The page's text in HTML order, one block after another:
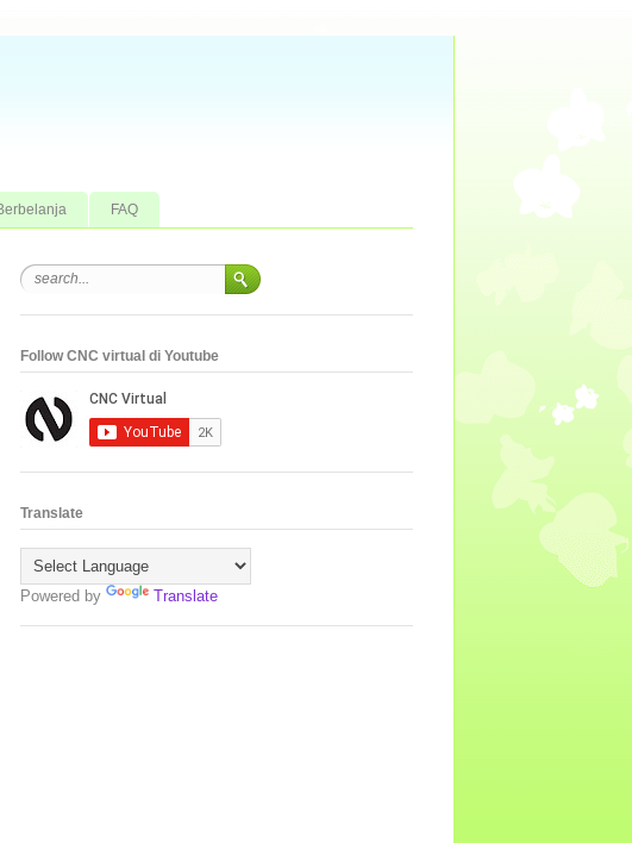
FAQ
Follow CNC virtual di Youtube
Translate
Powered by Translate